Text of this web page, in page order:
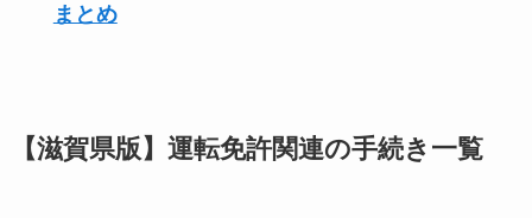
まとめ
【滋賀県版】運転免許関連の手続き一覧